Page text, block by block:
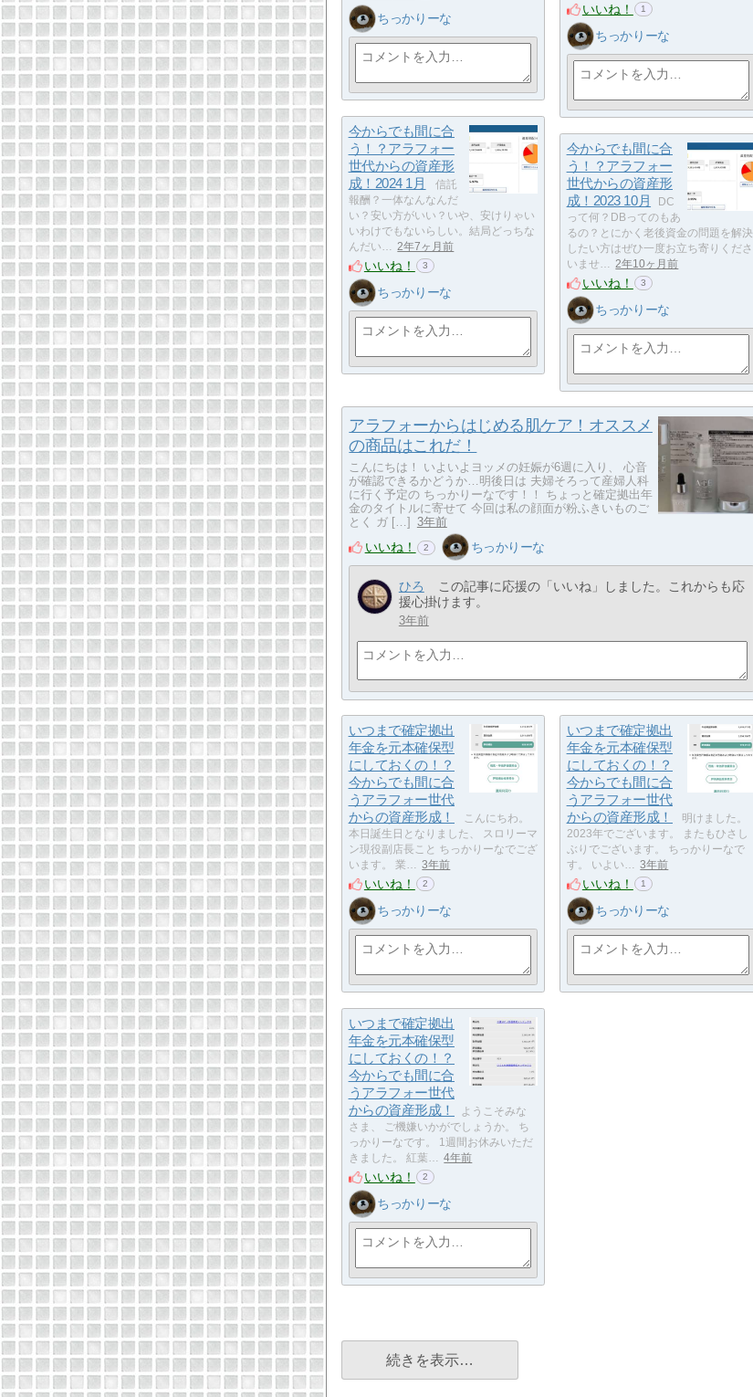
ちっかりーな
いいね！ 1
ちっかりーな
今からでも間に合
う！？アラフォー
世代からの資産形
成！2024 1月
信託
報酬？一体なんなんだ
い？安い方がいい？いや、安けりゃい
いわけでもないらしい。結局どっちな
んだい… 2年7ヶ月前
いいね！ 3
ちっかりーな
今からでも間に合
う！？アラフォー
世代からの資産形
成！2023 10月
DC
って何？DBってのもあ
るの？とにかく老後資金の問題を解決
したい方はぜひ一度お立ち寄りくださ
いませ… 2年10ヶ月前
いいね！ 3
ちっかりーな
アラフォーからはじめる肌ケア！オススメ
の商品はこれだ！
こんにちは！ いよいよヨッメの妊娠が6週に入り、 心音
が確認できるかどうか…明後日は 夫婦そろって産婦人科
に行く予定の ちっかりーなです！！ ちょっと確定拠出年
金のタイトルに寄せて 今回は私の顔面が粉ふきいものご
とく ガ […] 3年前
いいね！ 2 ちっかりーな
ひろ
この記事に応援の「いいね」しました。これからも応
援心掛けます。
3年前
いつまで確定拠出
年金を元本確保型
にしておくの！？
今からでも間に合
うアラフォー世代
からの資産形成！
こんにちわ。
本日誕生日となりました、 スロリーマ
ン現役副店長こと ちっかりーなでござ
います。 業… 3年前
いいね！ 2
ちっかりーな
いつまで確定拠出
年金を元本確保型
にしておくの！？
今からでも間に合
うアラフォー世代
からの資産形成！
明けました。
2023年でございます。 またもひさし
ぶりでございます。 ちっかりーなで
す。 いよい… 3年前
いいね！ 1
ちっかりーな
いつまで確定拠出
年金を元本確保型
にしておくの！？
今からでも間に合
うアラフォー世代
からの資産形成！
ようこそみな
さま、 ご機嫌いかがでしょうか。 ち
っかりーなです。 1週間お休みいただ
きました。 紅葉… 4年前
いいね！ 2
ちっかりーな
続きを表示…